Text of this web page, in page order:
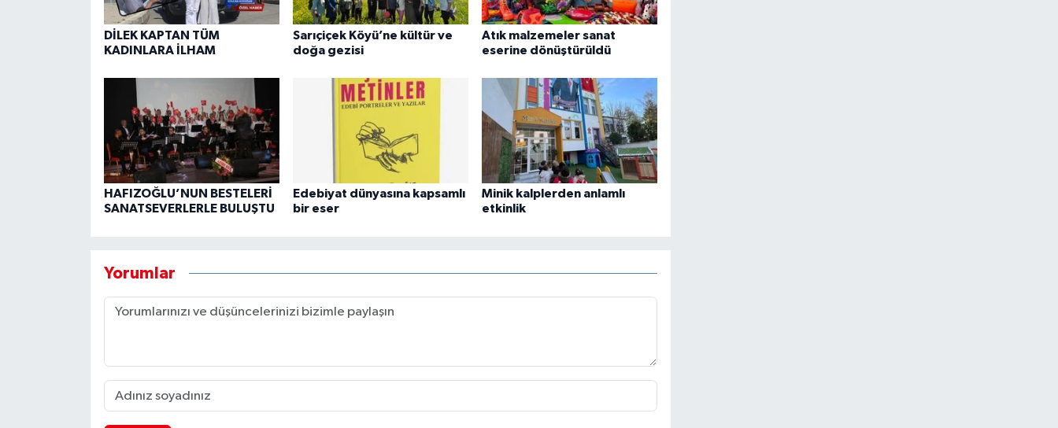
DİLEK KAPTAN TÜM
KADINLARA İLHAM
Sarıçiçek Köyü’ne kültür ve
doğa gezisi
Atık malzemeler sanat
eserine dönüştürüldü
HAFIZOĞLU’NUN BESTELERİ
SANATSEVERLERLE BULUŞTU
Edebiyat dünyasına kapsamlı
bir eser
Minik kalplerden anlamlı
etkinlik
Yorumlar